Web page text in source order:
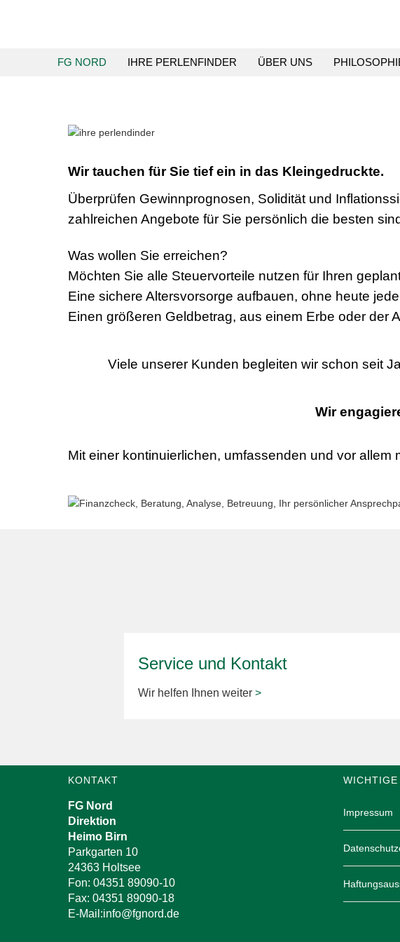
FG NORD IHRE PERLENFINDER ÜBER UNS
Wir tauchen für Sie tief ein in das Kleingedruckte.
Überprüfen Gewinnprognosen, Solidität und
zahlreichen Angebote für Sie persönlich die besten
Was wollen Sie erreichen?
Möchten Sie alle Steuervorteile nutzen für Ihren
Eine sichere Altersvorsorge aufbauen, ohne heute
Einen größeren Geldbetrag, aus einem Erbe oder der
Viele unserer Kunden begleiten wir schon seit
Wir
Mit einer kontinuierlichen, umfassenden und vor
Service und Kontakt
Wir helfen Ihnen weiter>
KONTAKT
FG Nord
Direktion
Heimo Birn
Parkgarten 10
24363 Holtsee
Fon: 04351 89090-10
Fax: 04351 89090-18
E-Mail:info@fgnord.de
Impressum